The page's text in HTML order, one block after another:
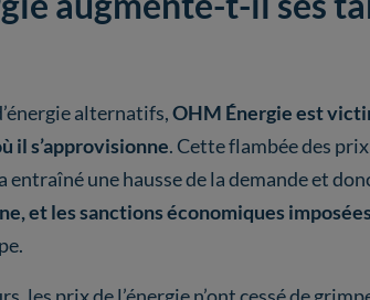
alternatifs,OHM Énergie est
il s’approvisionne. Cette flambée des
entraîné une hausse de la demande et
et les sanctions économiques